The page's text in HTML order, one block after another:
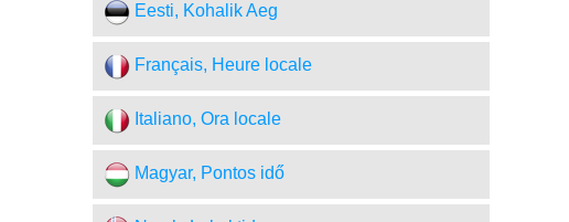
Eesti, Kohalik Aeg
Français, Heure locale
Italiano, Ora locale
Magyar, Pontos idő